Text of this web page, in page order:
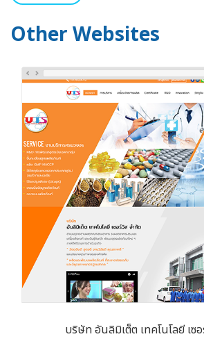
Other Websites
บริษัท อันลิมิเต็ต เทคโนโลยี เซ